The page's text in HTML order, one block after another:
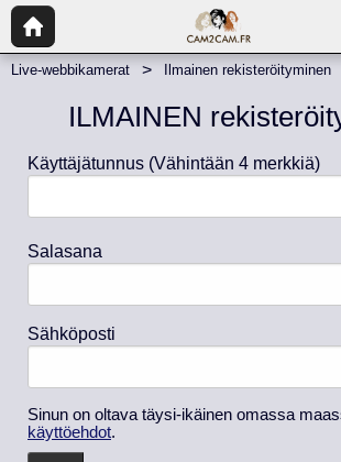
Live-webbikamerat Ilmainen rekisteröityminen
ILMAINEN
Käyttäjätunnus (Vähintään 4 merkkiä)
Salasana
Sähköposti
Sinun on oltava täysi-ikäinen omassa
käyttöehdot.